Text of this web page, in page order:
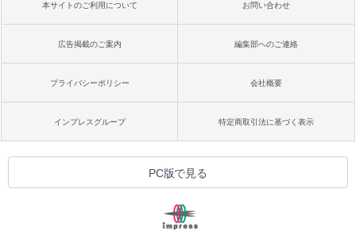
本サイトのご利用について お問い合わせ
広告掲載のご案内 編集部へのご連絡
プライバシーポリシー 会社概要
インプレスグループ 特定商取引法に基づく表示
PC版で見る